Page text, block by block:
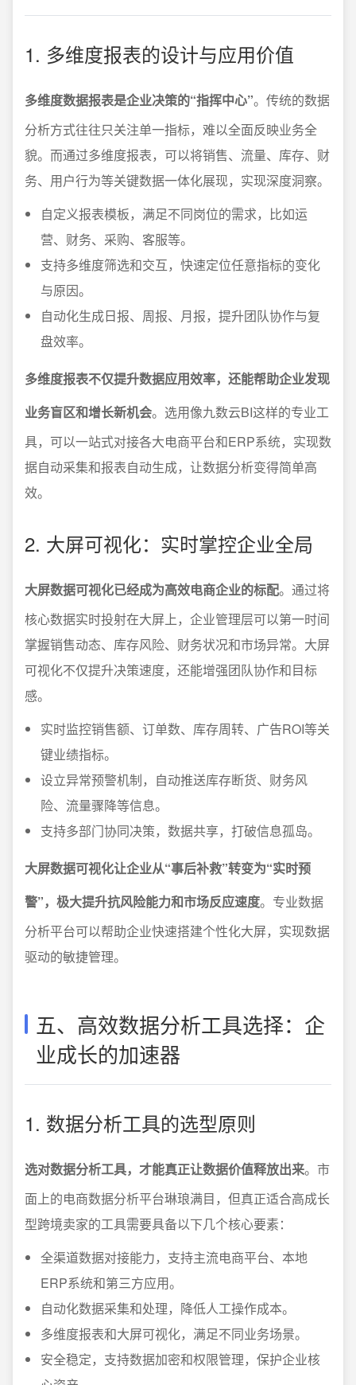
1. 多维度报表的设计与应用价值
多维度数据报表是企业决策的“指挥中心”。传统的数据
分析方式往往只关注单一指标，难以全面反映业务全
貌。而通过多维度报表，可以将销售、流量、库存、财
务、用户行为等关键数据一体化展现，实现深度洞察。
自定义报表模板，满足不同岗位的需求，比如运
营、财务、采购、客服等。
支持多维度筛选和交互，快速定位任意指标的变化
与原因。
自动化生成日报、周报、月报，提升团队协作与复
盘效率。
多维度报表不仅提升数据应用效率，还能帮助企业发现
业务盲区和增长新机会。选用像九数云BI这样的专业工
具，可以一站式对接各大电商平台和ERP系统，实现数
据自动采集和报表自动生成，让数据分析变得简单高
效。
2. 大屏可视化：实时掌控企业全局
大屏数据可视化已经成为高效电商企业的标配。通过将
核心数据实时投射在大屏上，企业管理层可以第一时间
掌握销售动态、库存风险、财务状况和市场异常。大屏
可视化不仅提升决策速度，还能增强团队协作和目标
感。
实时监控销售额、订单数、库存周转、广告ROI等关
键业绩指标。
设立异常预警机制，自动推送库存断货、财务风
险、流量骤降等信息。
支持多部门协同决策，数据共享，打破信息孤岛。
大屏数据可视化让企业从“事后补救”转变为“实时预
警”，极大提升抗风险能力和市场反应速度。专业数据
分析平台可以帮助企业快速搭建个性化大屏，实现数据
驱动的敏捷管理。
五、高效数据分析工具选择：企
业成长的加速器
1. 数据分析工具的选型原则
选对数据分析工具，才能真正让数据价值释放出来。市
面上的电商数据分析平台琳琅满目，但真正适合高成长
型跨境卖家的工具需要具备以下几个核心要素：
全渠道数据对接能力，支持主流电商平台、本地
ERP系统和第三方应用。
自动化数据采集和处理，降低人工操作成本。
多维度报表和大屏可视化，满足不同业务场景。
安全稳定，支持数据加密和权限管理，保护企业核